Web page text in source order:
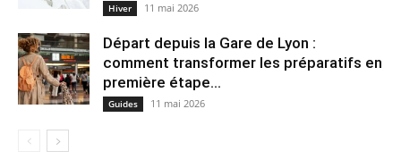
Hiver 11 mai 2026
Départ depuis la Gare de Lyon :
comment transformer les préparatifs en
pre⁠mière étape...
Guides 11 mai 2026